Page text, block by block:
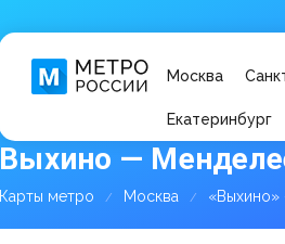
Москва
Екатеринбург
Выхино —
Карты метро Москва